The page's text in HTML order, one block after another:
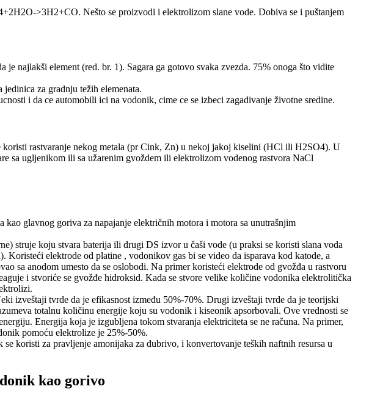
>3H2+CO. Nešto se proizvodi i elektrolizom slane vode. Dobiva se i puštanjem
najlakši element (red. br. 1). Sagara ga gotovo svaka zvezda. 75% onoga što vidite
za gradnju težih elemenata.
i da ce automobili ici na vodonik, cime ce se izbeci zagadivanje životne sredine.
rastvaranje nekog metala (pr Cink, Zn) u nekoj jakoj kiselini (HCl ili H2SO4). U
sa ugljenikom ili sa užarenim gvoždem ili elektrolizom vodenog rastvora NaCl
glavnog goriva za napajanje električnih motora i motora sa unutrašnjim
struje koju stvara baterija ili drugi DS izvor u čaši vode (u praksi se koristi slana voda
Koristeći elektrode od platine , vodonikov gas bi se video da isparava kod katode, a
sa anodom umesto da se oslobodi. Na primer koristeći elektrode od gvožđa u rastvoru
i stvoriće se gvožđe hidroksid. Kada se stvore velike količine vodonika elektrolitička
izveštaji tvrde da je efikasnost između 50%-70%. Drugi izveštaji tvrde da je teorijski
totalnu količinu energije koju su vodonik i kiseonik apsorbovali. Ove vrednosti se
Energija koja je izgubljena tokom stvaranja elektriciteta se ne računa. Na primer,
pomoću elektrolize je 25%-50%.
koristi za pravljenje amonijaka za đubrivo, i konvertovanje teških naftnih resursa u
kao gorivo